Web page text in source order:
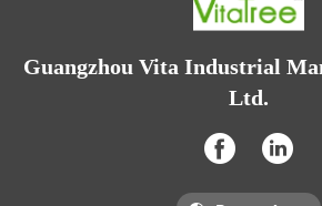
Guangzhou Vita Industrial
Ltd.